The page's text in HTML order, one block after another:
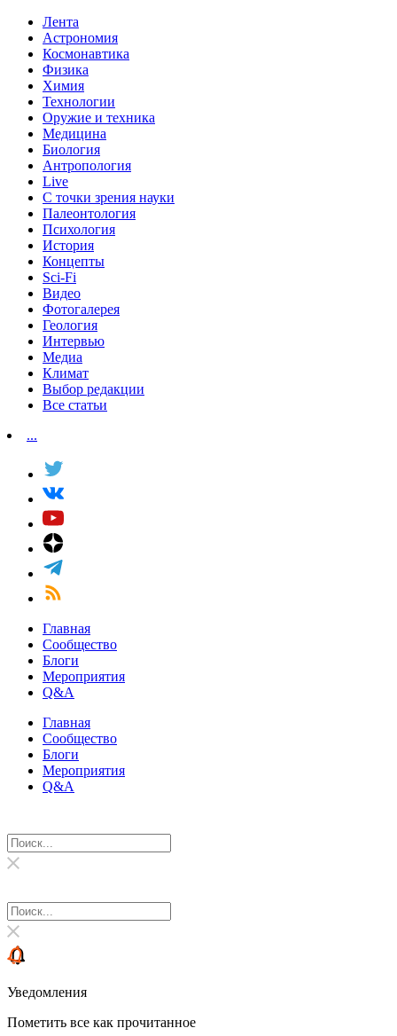
Лента
Астрономия
Космонавтика
Физика
Химия
Технологии
Оружие и техника
Медицина
Биология
Антропология
Live
С точки зрения науки
Палеонтология
Психология
История
Концепты
Sci-Fi
Видео
Фотогалерея
Геология
Интервью
Медиа
Климат
Выбор редакции
Все статьи
...
Главная
Сообщество
Блоги
Мероприятия
Q&A
Главная
Сообщество
Блоги
Мероприятия
Q&A
Уведомления
Пометить все как прочитанное